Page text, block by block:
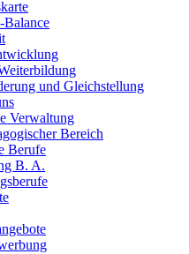
und Gleichstellung
Verwaltung
Bereich
Berufe
B. A.